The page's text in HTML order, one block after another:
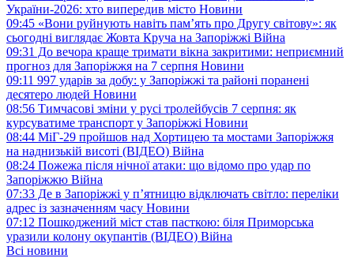
України-2026: хто випередив місто Новини
09:45 «Вони руйнують навіть пам’ять про Другу світову»: як
сьогодні виглядає Жовта Круча на Запоріжжі Війна
09:31 До вечора краще тримати вікна закритими: неприємний
прогноз для Запоріжжя на 7 серпня Новини
09:11 997 ударів за добу: у Запоріжжі та районі поранені
десятеро людей Новини
08:56 Тимчасові зміни у русі тролейбусів 7 серпня: як
курсуватиме транспорт у Запоріжжі Новини
08:44 МіГ-29 пройшов над Хортицею та мостами Запоріжжя
на наднизькій висоті (ВІДЕО) Війна
08:24 Пожежа після нічної атаки: що відомо про удар по
Запоріжжю Війна
07:33 Де в Запоріжжі у п’ятницю відключать світло: переліки
адрес із зазначенням часу Новини
07:12 Пошкоджений міст став пасткою: біля Приморська
уразили колону окупантів (ВІДЕО) Війна
Всі новини